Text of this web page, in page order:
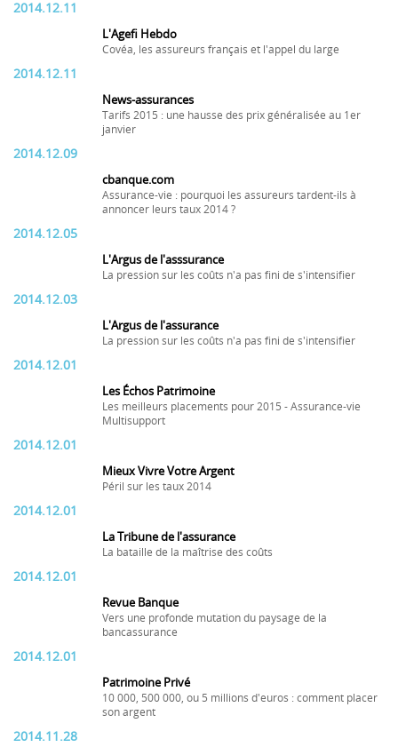
2014.12.11
L'Agefi Hebdo
Covéa, les assureurs français et l'appel du large
2014.12.11
News-assurances
Tarifs 2015 : une hausse des prix généralisée au 1er
janvier
2014.12.09
cbanque.com
Assurance-vie : pourquoi les assureurs tardent-ils à
annoncer leurs taux 2014 ?
2014.12.05
L'Argus de l'asssurance
La pression sur les coûts n'a pas fini de s'intensifier
2014.12.03
L'Argus de l'assurance
La pression sur les coûts n'a pas fini de s'intensifier
2014.12.01
Les Échos Patrimoine
Les meilleurs placements pour 2015 - Assurance-vie
Multisupport
2014.12.01
Mieux Vivre Votre Argent
Péril sur les taux 2014
2014.12.01
La Tribune de l'assurance
La bataille de la maîtrise des coûts
2014.12.01
Revue Banque
Vers une profonde mutation du paysage de la
bancassurance
2014.12.01
Patrimoine Privé
10 000, 500 000, ou 5 millions d'euros : comment placer
son argent
2014.11.28